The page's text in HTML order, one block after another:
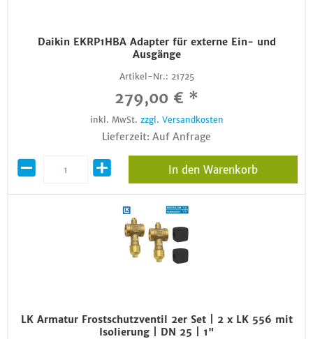
Daikin EKRP1HBA Adapter für externe Ein- und
Ausgänge
Artikel-Nr.: 21725
279,00 € *
inkl. MwSt. zzgl. Versandkosten
Lieferzeit: Auf Anfrage
In den Warenkorb
LK Armatur Frostschutzventil 2er Set | 2 x LK 556 mit
Isolierung | DN 25 | 1"